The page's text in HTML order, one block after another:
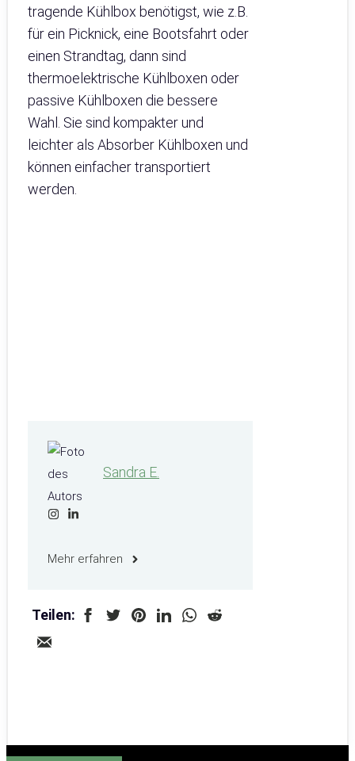
tragende Kühlbox benötigst, wie z.B.
für ein Picknick, eine Bootsfahrt oder
einen Strandtag, dann sind
thermoelektrische Kühlboxen oder
passive Kühlboxen die bessere
Wahl. Sie sind kompakter und
leichter als Absorber Kühlboxen und
können einfacher transportiert
werden.
Sandra E.
Mehr erfahren
Teilen: